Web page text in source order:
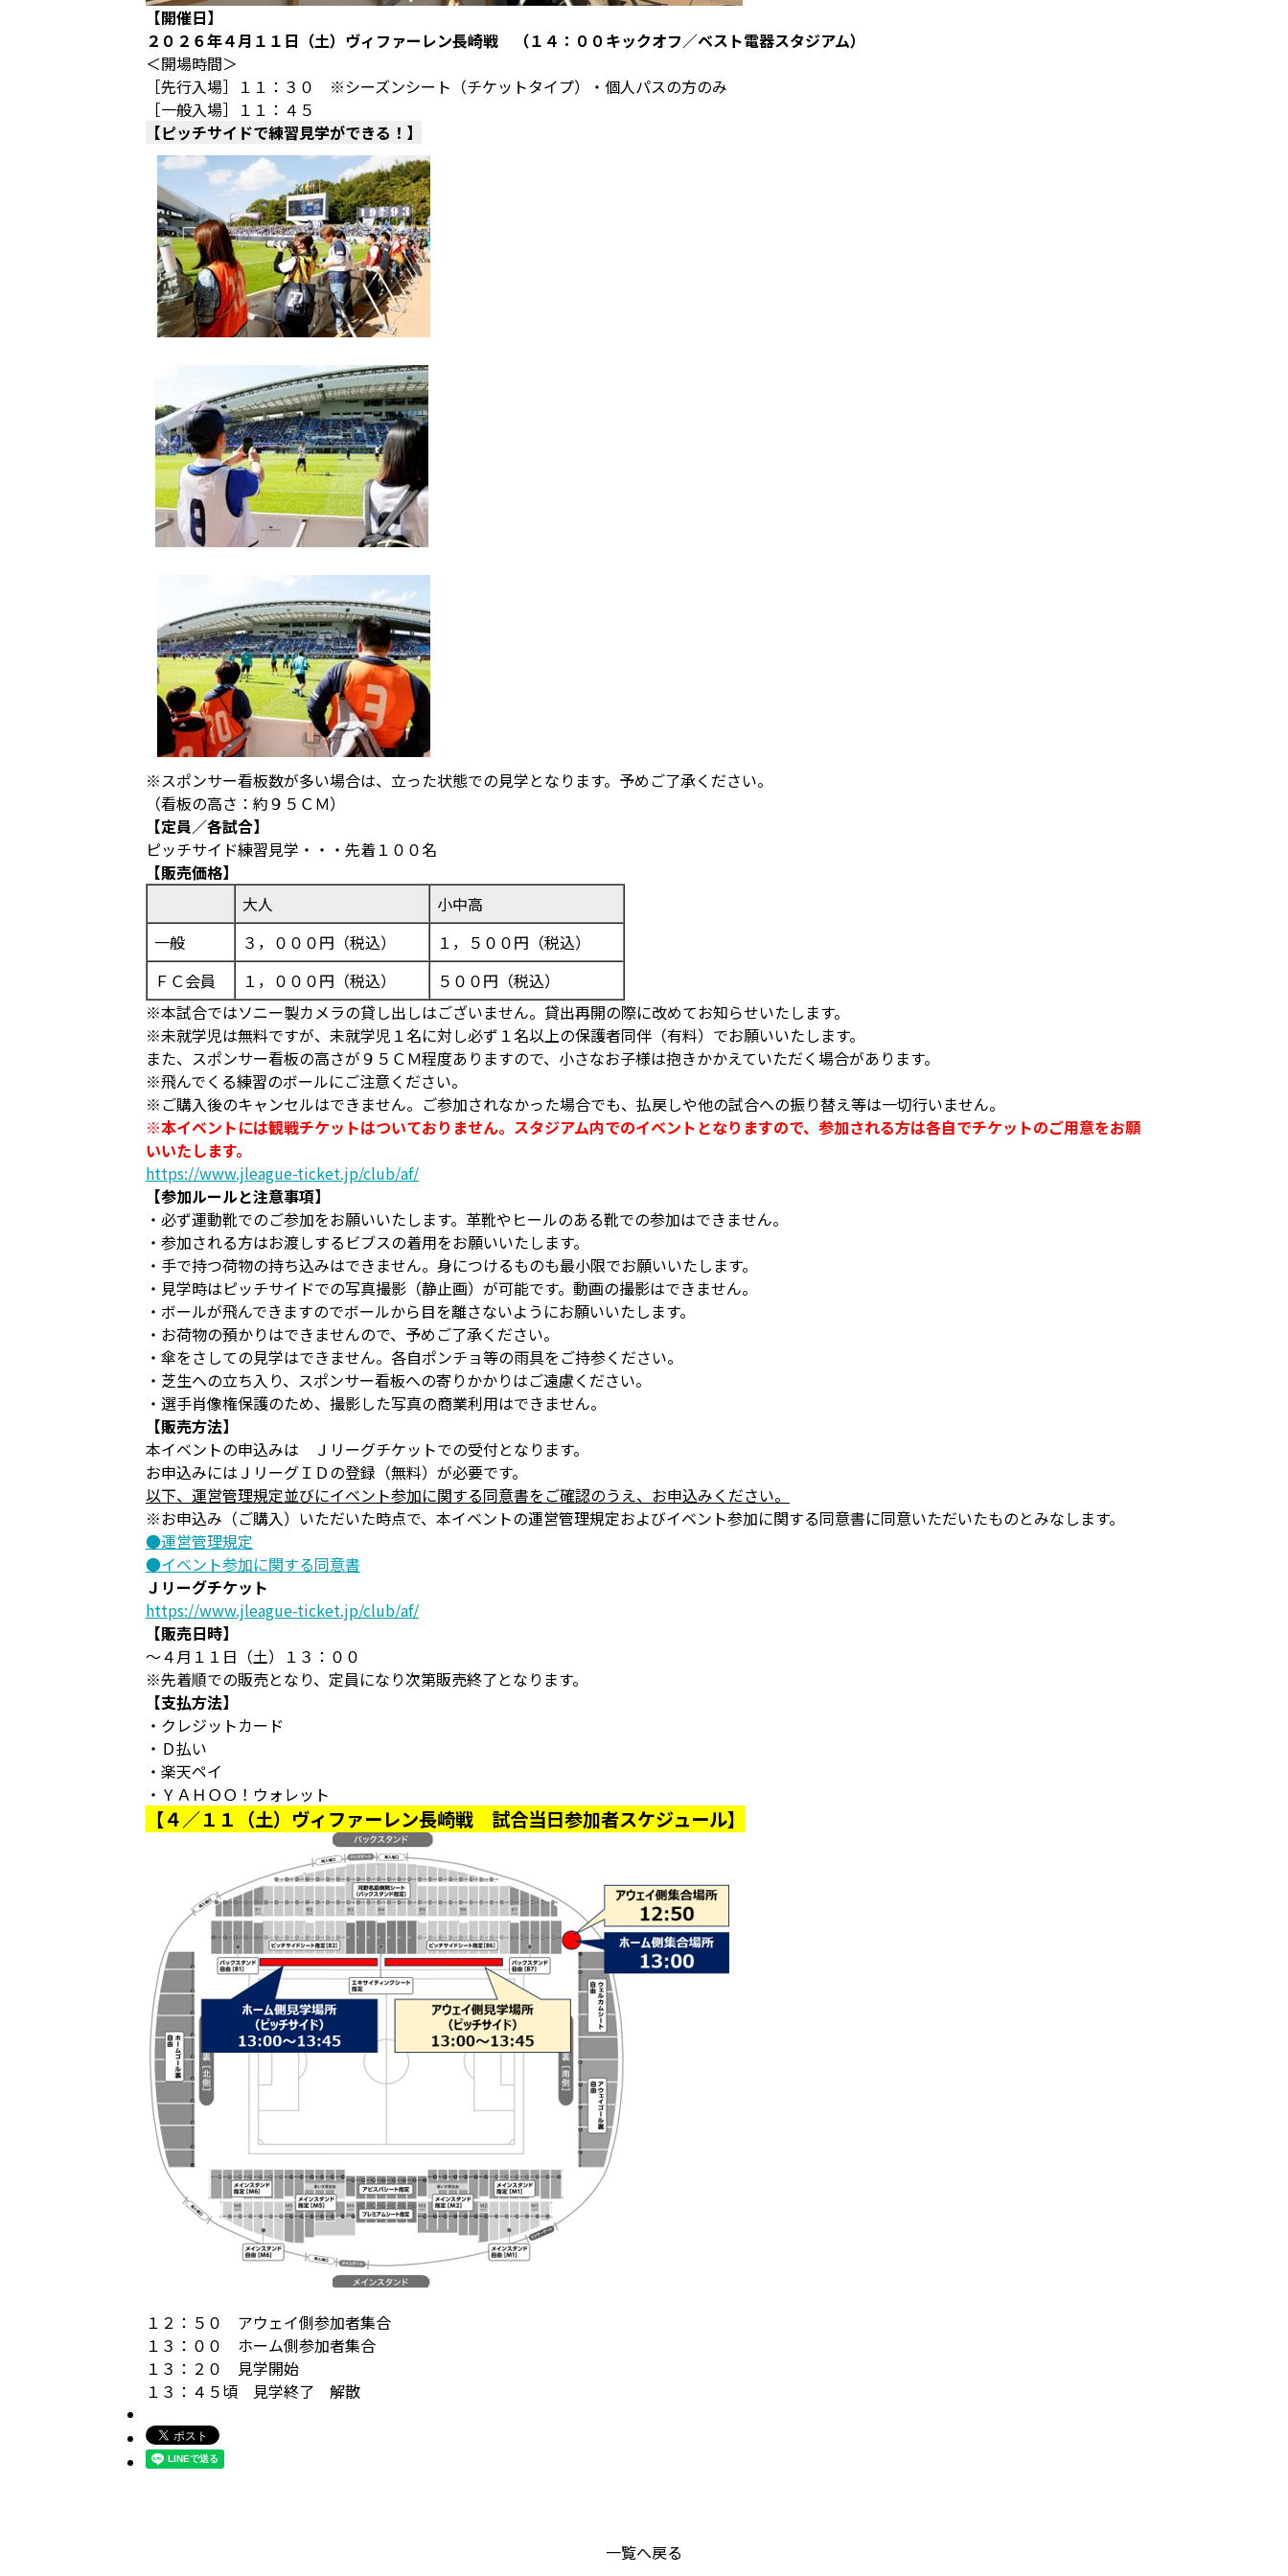
【開催日】
２０２６年４月１１日（土）ヴィファーレン長崎戦 （１４：００キックオフ／ベスト電器スタジアム）
＜開場時間＞
［先行入場］１１：３０ ※シーズンシート（チケットタイプ）・個人パスの方のみ
［一般入場］１１：４５
【ピッチサイドで練習見学ができる！】
※スポンサー看板数が多い場合は、立った状態での見学となります。予めご了承ください。
（看板の高さ：約９５ＣＭ）
【定員／各試合】
ピッチサイド練習見学・・・先着１００名
【販売価格】
大人
小中高
一般
３，０００円（税込）
１，５００円（税込）
ＦＣ会員
１，０００円（税込）
５００円（税込）
※本試合ではソニー製カメラの貸し出しはございません。貸出再開の際に改めてお知らせいたします。
※未就学児は無料ですが、未就学児１名に対し必ず１名以上の保護者同伴（有料）でお願いいたします。
また、スポンサー看板の高さが９５ＣＭ程度ありますので、小さなお子様は抱きかかえていただく場合があります。
※飛んでくる練習のボールにご注意ください。
※ご購入後のキャンセルはできません。ご参加されなかった場合でも、払戻しや他の試合への振り替え等は一切行いません。
※本イベントには観戦チケットはついておりません。スタジアム内でのイベントとなりますので、参加される方は各自でチケットのご用意をお願
いいたします。
https://www.jleague-ticket.jp/club/af/
【参加ルールと注意事項】
・必ず運動靴でのご参加をお願いいたします。革靴やヒールのある靴での参加はできません。
・参加される方はお渡しするビブスの着用をお願いいたします。
・手で持つ荷物の持ち込みはできません。身につけるものも最小限でお願いいたします。
・見学時はピッチサイドでの写真撮影（静止画）が可能です。動画の撮影はできません。
・ボールが飛んできますのでボールから目を離さないようにお願いいたします。
・お荷物の預かりはできませんので、予めご了承ください。
・傘をさしての見学はできません。各自ポンチョ等の雨具をご持参ください。
・芝生への立ち入り、スポンサー看板への寄りかかりはご遠慮ください。
・選手肖像権保護のため、撮影した写真の商業利用はできません。
【販売方法】
本イベントの申込みは Ｊリーグチケットでの受付となります。
お申込みにはＪリーグＩＤの登録（無料）が必要です。
以下、運営管理規定並びにイベント参加に関する同意書をご確認のうえ、お申込みください。
※お申込み（ご購入）いただいた時点で、本イベントの運営管理規定およびイベント参加に関する同意書に同意いただいたものとみなします。
●運営管理規定
●イベント参加に関する同意書
Ｊリーグチケット
https://www.jleague-ticket.jp/club/af/
【販売日時】
～４月１１日（土）１３：００
※先着順での販売となり、定員になり次第販売終了となります。
【支払方法】
・クレジットカード
・Ｄ払い
・楽天ペイ
・ＹＡＨＯＯ！ウォレット
【４／１１（土）ヴィファーレン長崎戦 試合当日参加者スケジュール】
１２：５０ アウェイ側参加者集合
１３：００ ホーム側参加者集合
１３：２０ 見学開始
１３：４５頃 見学終了 解散
一覧へ戻る